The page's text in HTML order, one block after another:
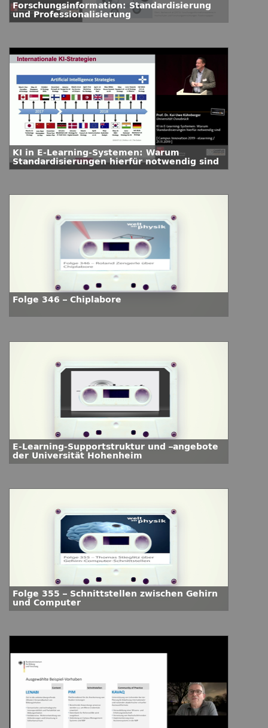
Forschungsinformation: Standardisierung
und Professionalisierung
KI in E-Learning-Systemen: Warum
Standardisierungen hierfür notwendig sind
Folge 346 – Chiplabore
E-Learning-Supportstruktur und –angebote
der Universität Hohenheim
Folge 355 – Schnittstellen zwischen Gehirn
und Computer